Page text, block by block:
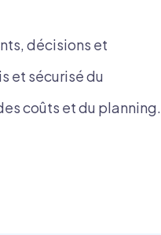
décisions et
et sécurisé du
coûts et du planning.